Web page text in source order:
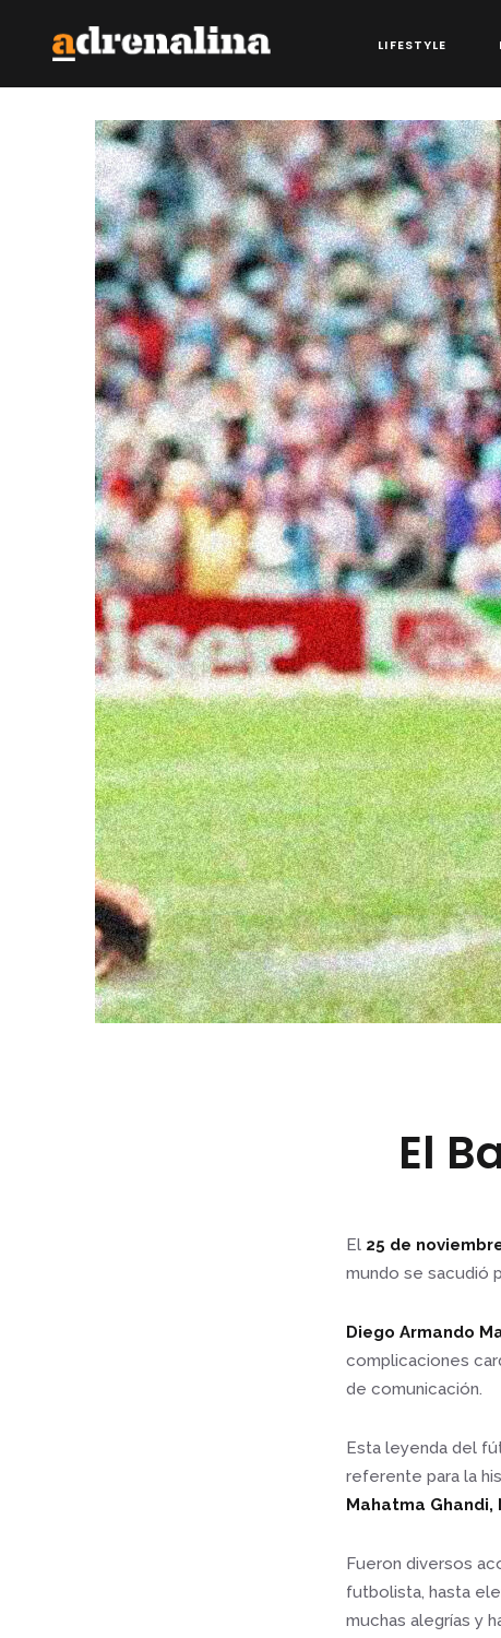
LIFESTYLE
El
El 25 de
mundo se sacudió
Diego Armando
complicaciones
de comunicación.
Esta leyenda del
referente para la
Mahatma
Fueron diversos
futbolista, hasta
muchas alegrías y